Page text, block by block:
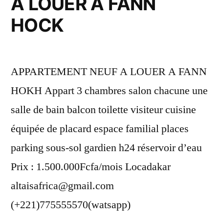
HOCK
APPARTEMENT NEUF A LOUER A FANN
HOKH Appart 3 chambres salon chacune une
salle de bain balcon toilette visiteur cuisine
équipée de placard espace familial places
parking sous-sol gardien h24 réservoir d’eau
Prix : 1.500.000Fcfa/mois Locadakar
altaisafrica@gmail.com
(+221)775555570(watsapp)